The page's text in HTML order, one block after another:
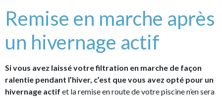
Remise en marche après
un hivernage actif
Si vous avez laissé votre filtration en marche de façon
ralentie pendant l’hiver, c’est que vous avez opté pour un
hivernage actif et la remise en route de votre piscine n’en sera